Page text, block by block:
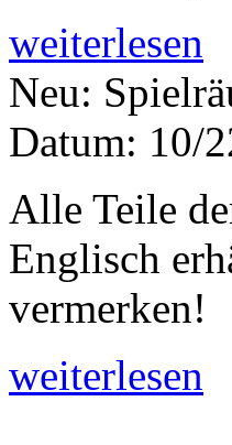
weiterlesen
Neu:
Datum: 10/
Alle Teile
Englisch
vermerken!
weiterlesen